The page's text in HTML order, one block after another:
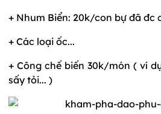
+ Nhum Biển: 20k/con bự đã đc
+ Các loại ốc...
+ Công chế biến 30k/món ( ví
sấy tỏi... )